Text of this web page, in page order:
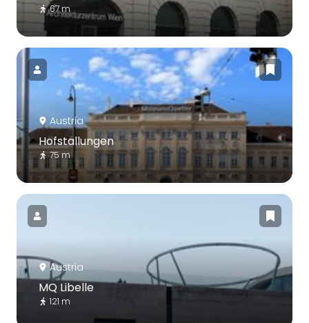
67 m
Austria
Hofstallungen
75 m
Austria
MQ Libelle
121 m